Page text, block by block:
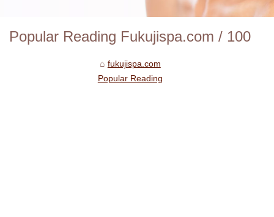
Popular Reading Fukujispa.com / 100
fukujispa.com
Popular Reading